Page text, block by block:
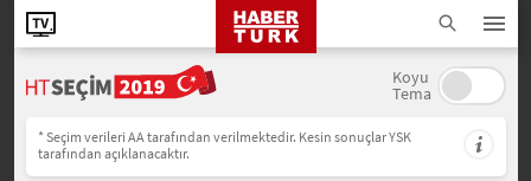
Koyu
Tema
* Seçim verileri AA tarafından verilmektedir. Kesin sonuçlar YSK
tarafından açıklanacaktır.